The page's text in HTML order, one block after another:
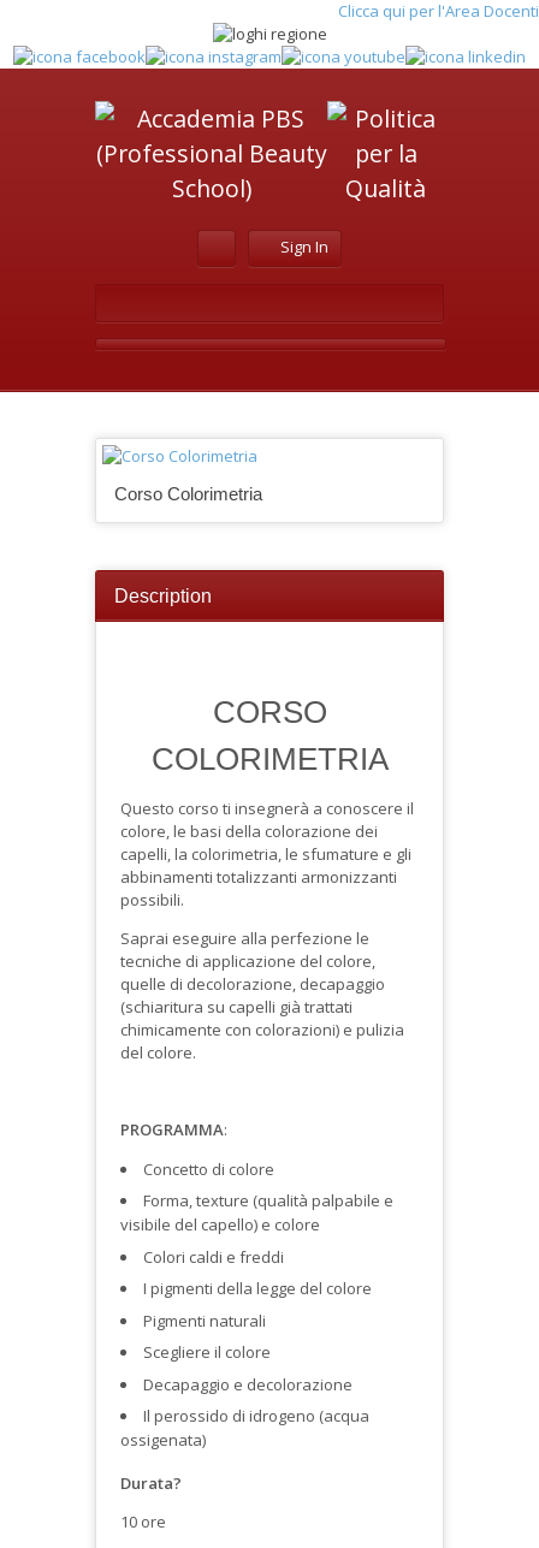
Clicca qui per l'Area Docenti
Sign In
Corso Colorimetria
Description
CORSO
COLORIMETRIA
Questo corso ti insegnerà a conoscere il
colore, le basi della colorazione dei
capelli, la colorimetria, le sfumature e gli
abbinamenti totalizzanti armonizzanti
possibili.
Saprai eseguire alla perfezione le
tecniche di applicazione del colore,
quelle di decolorazione, decapaggio
(schiaritura su capelli già trattati
chimicamente con colorazioni) e pulizia
del colore.
PROGRAMMA:
Concetto di colore
Forma, texture (qualità palpabile e
visibile del capello) e colore
Colori caldi e freddi
I pigmenti della legge del colore
Pigmenti naturali
Scegliere il colore
Decapaggio e decolorazione
Il perossido di idrogeno (acqua
ossigenata)
Durata?
10 ore